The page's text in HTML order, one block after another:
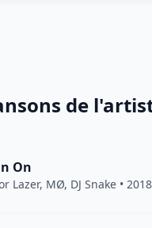
de
On
Lazer, MØ, DJ Snake • 2018